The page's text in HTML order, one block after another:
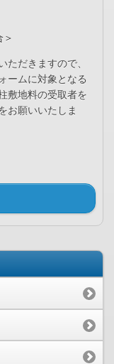
ただきますので、
ームに対象となる
敷地料の受取者を
お願いいたしま